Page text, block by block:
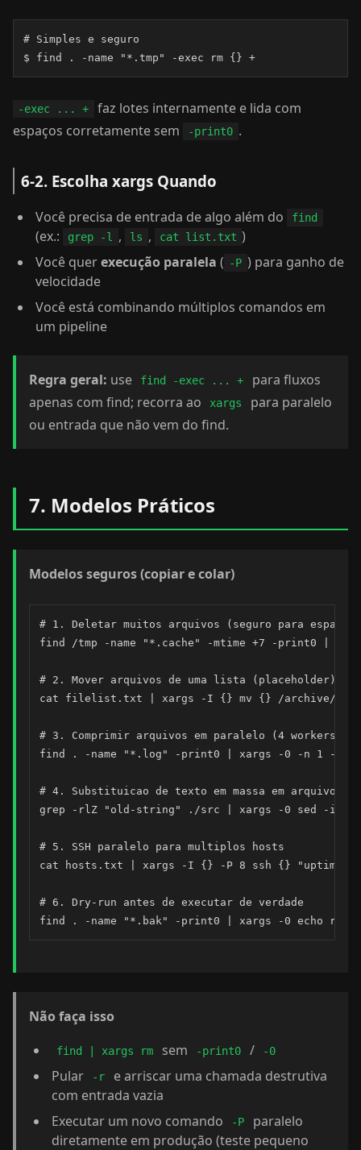
# Simples e seguro
$ find . -name "*.tmp" -exec rm {} +
-exec ... +
faz lotes internamente e lida com
espaços corretamente sem
-print0 .
6-2. Escolha xargs Quando
Você precisa de entrada de algo além do find
(ex.: grep -l , ls , cat list.txt )
Você querexecução paralela ( -P ) para ganho de
velocidade
Você está combinando múltiplos comandos em
um pipeline
Regra geral: use find -exec ... +
para fluxos
apenas com find; recorra ao
xargs
para paralelo
ou entrada que não vem do find.
7. Modelos Práticos
Modelos seguros (copiar e colar)
# 1. Deletar muitos arquivos (seguro para espacos)
find /tmp -name "*.cache" -mtime +7 -print0 |
# 2. Mover arquivos de uma lista (placeholder)
cat filelist.txt | xargs -I {} mv {} /archive/
# 3. Comprimir arquivos em paralelo (4 workers)
find . -name "*.log" -print0 | xargs -0 -n 1 -P 4
# 4. Substituicao de texto em massa em arquivos
grep -rlZ "old-string" ./src | xargs -0 sed -i 's/
# 5. SSH paralelo para multiplos hosts
cat hosts.txt | xargs -I {} -P 8 ssh {} "uptime"
# 6. Dry-run antes de executar de verdade
find . -name "*.bak" -print0 | xargs -0 echo rm
Não faça isso
find | xargs rm sem -print0 / -0
Pular -r
e arriscar uma chamada destrutiva
com entrada vazia
Executar um novo comando
-P
paralelo
diretamente em produção (teste pequeno